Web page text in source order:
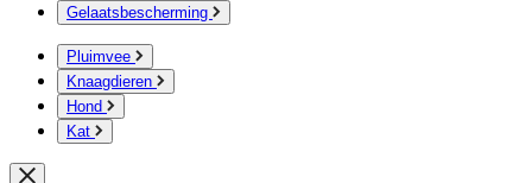
Gelaatsbescherming
Pluimvee
Knaagdieren
Hond
Kat